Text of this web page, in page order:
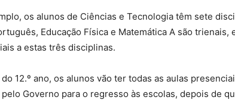
os alunos de Ciências e Tecnologia têm sete
Educação Física e Matemática A são trienais,
a estas três disciplinas.
do 12.º ano, os alunos vão ter todas as aulas
Governo para o regresso às escolas, depois de